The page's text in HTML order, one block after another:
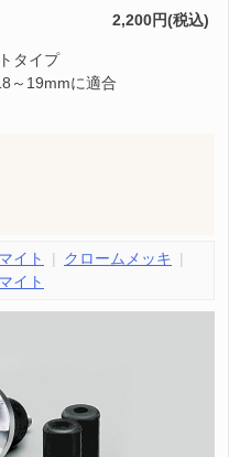
2,200円(税込)
タイプ
～19mmに適合
イト
クロームメッキ
イト